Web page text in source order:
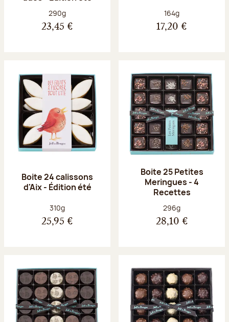
Poids net :
290g
23,45 €
Poids net :
164g
17,20 €
Boite 24 calissons
d'Aix - Édition été
Poids net :
310g
25,95 €
Boite 25 Petites
Meringues - 4
Recettes
Poids net :
296g
28,10 €